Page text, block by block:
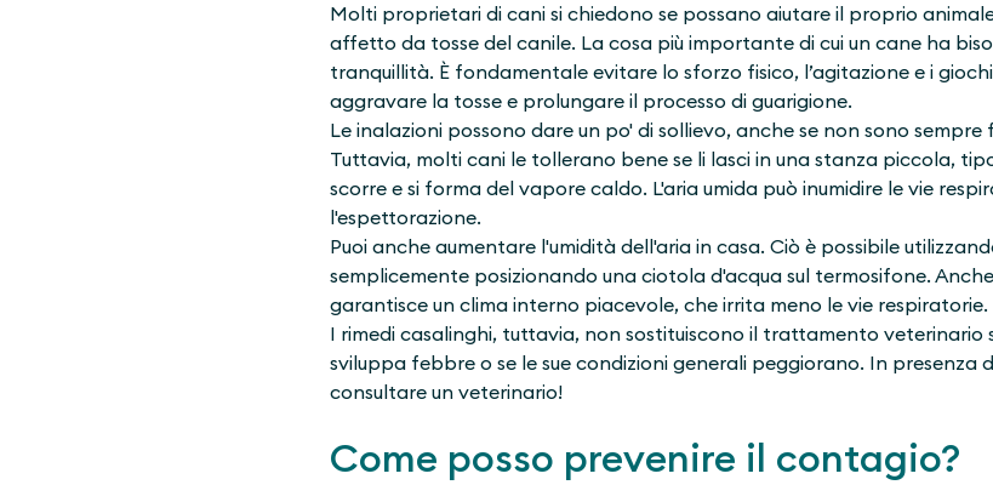
Molti proprietari di cani si chiedono se possano aiutare il proprio
affetto da tosse del canile. La cosa più importante di cui un cane ha
tranquillità. È fondamentale evitare lo sforzo fisico, l’agitazione e i
aggravare la tosse e prolungare il processo di guarigione.
Le inalazioni possono dare un po' di sollievo, anche se non sono
Tuttavia, molti cani le tollerano bene se li lasci in una stanza piccola,
scorre e si forma del vapore caldo. L'aria umida può inumidire le vie
l'espettorazione.
Puoi anche aumentare l'umidità dell'aria in casa. Ciò è possibile
semplicemente posizionando una ciotola d'acqua sul termosifone.
garantisce un clima interno piacevole, che irrita meno le vie respiratorie.
I rimedi casalinghi, tuttavia, non sostituiscono il trattamento veterinario
sviluppa febbre o se le sue condizioni generali peggiorano. In presenza
consultare un veterinario!
Come posso prevenire il contagio?